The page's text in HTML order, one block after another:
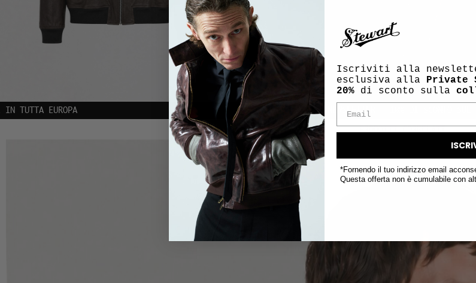
ISCRIVITI ALLA NEWSLETTER | 10% DI SCONTO SUL PRIMO ORDINE
PRODOTTI CORRELATI
Iscriviti alla
esclusiva alla Private
20% di sconto sulla
*Fornendo il tuo indirizzo email
Questa offerta non è cumulabile con